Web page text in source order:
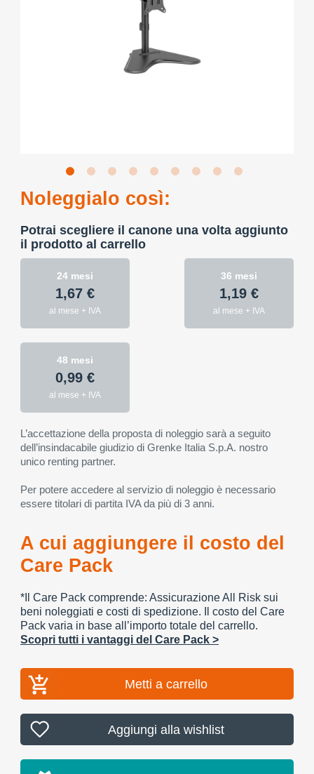
Noleggialo così:
Potrai scegliere il canone una volta aggiunto
il prodotto al carrello
24 mesi
1,67 €
al mese + IVA
36 mesi
1,19 €
al mese + IVA
48 mesi
0,99 €
al mese + IVA
L’accettazione della proposta di noleggio sarà a seguito
dell’insindacabile giudizio di Grenke Italia S.p.A. nostro
unico renting partner.
Per potere accedere al servizio di noleggio è necessario
essere titolari di partita IVA da più di 3 anni.
A cui aggiungere il costo del
Care Pack
*Il Care Pack comprende: Assicurazione All Risk sui
beni noleggiati e costi di spedizione. Il costo del Care
Pack varia in base all’importo totale del carrello.
Scopri tutti i vantaggi del Care Pack >
Metti a carrello
Aggiungi alla wishlist